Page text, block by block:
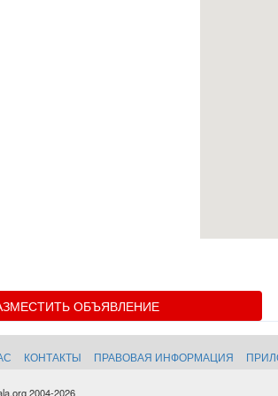
ОБЪЯВЛЕНИЕ
КОНТАКТЫ ПРАВОВАЯ ИНФОРМАЦИЯ
2004-2026